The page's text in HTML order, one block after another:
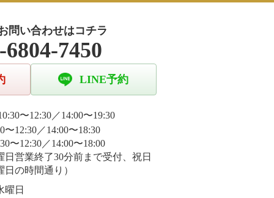
問い合わせはコチラ
6804-7450
LINE予約
〜12:30／14:00〜19:30
〜12:30／14:00〜18:30
〜12:30／14:00〜18:00
日営業終了30分前まで受付、祝日
日の時間通り）
曜日